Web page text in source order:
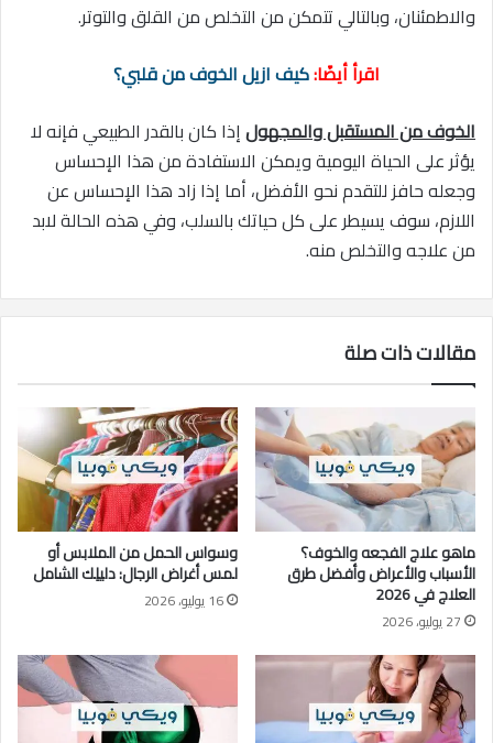
والاطمئنان، وبالتالي تتمكن من التخلص من القلق والتوتر.
اقرأ أيضًا:كيف ازيل الخوف من قلبي؟
الخوف من المستقبل والمجهولإذا كان بالقدر الطبيعي فإنه لا
يؤثر على الحياة اليومية ويمكن الاستفادة من هذا الإحساس
وجعله حافز للتقدم نحو الأفضل، أما إذا زاد هذا الإحساس عن
اللازم، سوف يسيطر على كل حياتك بالسلب، وفي هذه الحالة لابد
من علاجه والتخلص منه.
مقالات ذات صلة
ماهو علاج الفجعه والخوف؟
الأسباب والأعراض وأفضل طرق
العلاج في 2026
27 يوليو، 2026
وسواس الحمل من الملابس أو
لمس أغراض الرجال: دليلِك الشامل
16 يوليو، 2026